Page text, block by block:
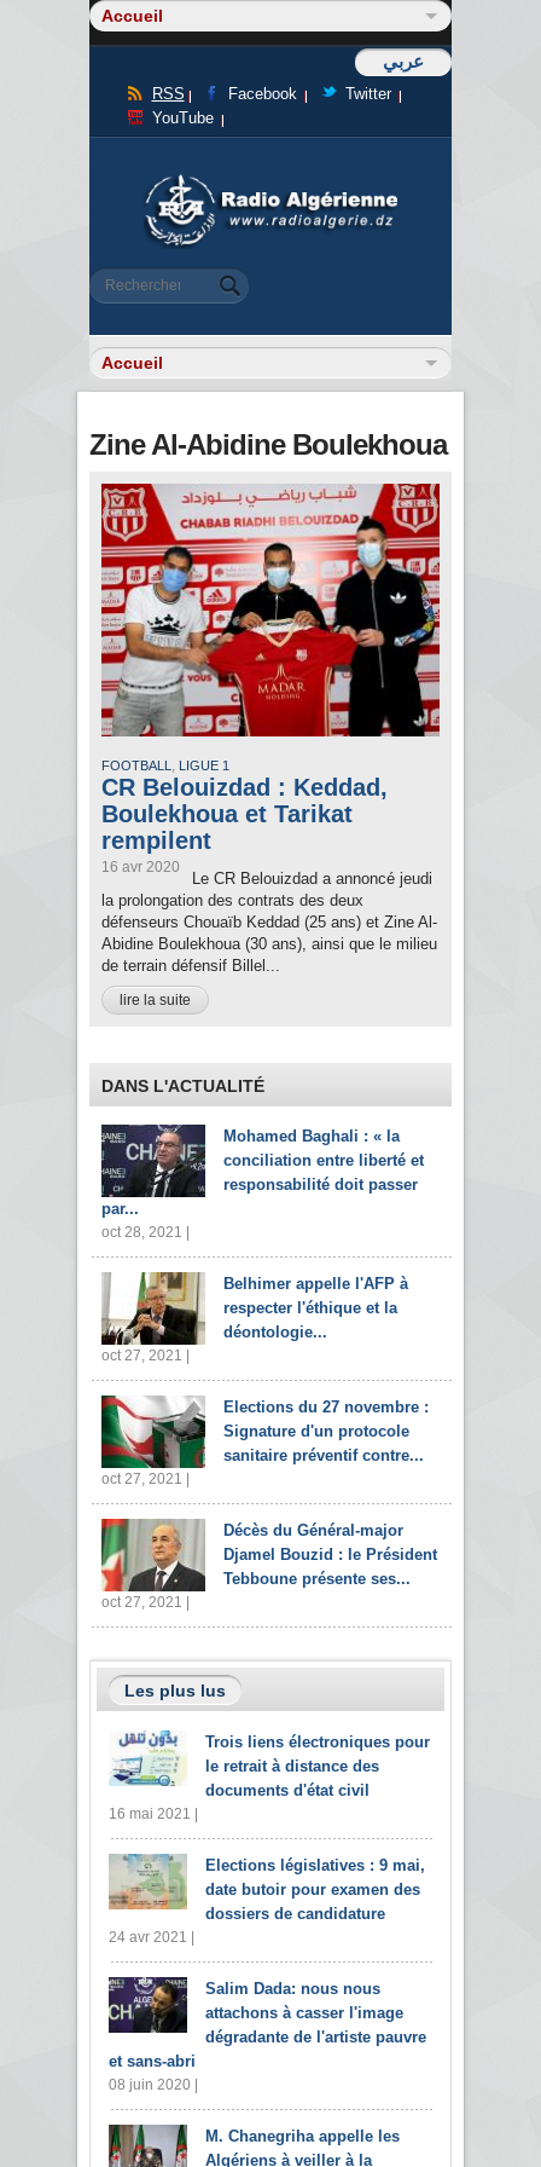
عربي
RSS Facebook
Twitter
YouTube
Formulaire de recherche
Rechercher
Zine Al-Abidine Boulekhoua
FOOTBALL , LIGUE 1
CR Belouizdad : Keddad,
Boulekhoua et Tarikat
rempilent
16 avr 2020
Le CR Belouizdad a annoncé jeudi
la prolongation des contrats des deux
défenseurs Chouaïb Keddad (25 ans) et Zine Al-
Abidine Boulekhoua (30 ans), ainsi que le milieu
de terrain défensif Billel...
lire la suite
DANS L'ACTUALITÉ
Mohamed Baghali : « la
conciliation entre liberté et
responsabilité doit passer
par...
oct 28, 2021 |
Belhimer appelle l'AFP à
respecter l'éthique et la
déontologie...
oct 27, 2021 |
Elections du 27 novembre :
Signature d'un protocole
sanitaire préventif contre...
oct 27, 2021 |
Décès du Général-major
Djamel Bouzid : le Président
Tebboune présente ses...
oct 27, 2021 |
Les plus lus
Trois liens électroniques pour
le retrait à distance des
documents d'état civil
16 mai 2021 |
Elections législatives : 9 mai,
date butoir pour examen des
dossiers de candidature
24 avr 2021 |
Salim Dada: nous nous
attachons à casser l'image
dégradante de l'artiste pauvre
et sans-abri
08 juin 2020 |
M. Chanegriha appelle les
Algériens à veiller à la